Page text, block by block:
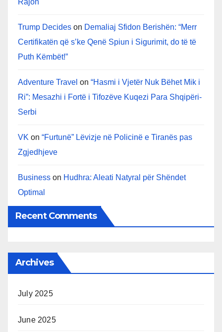
Trump Decides on Demaliaj Sfidon Berishën: “Merr
Certifikatën që s’ke Qenë Spiun i Sigurimit, do të të
Puth Këmbët!”
Adventure Travel on “Hasmi i Vjetër Nuk Bëhet Mik i
Ri”: Mesazhi i Fortë i Tifozëve Kuqezi Para Shqipëri-
Serbi
VK on “Furtunë” Lëvizje në Policinë e Tiranës pas
Zgjedhjeve
Business on Hudhra: Aleati Natyral për Shëndet
Optimal
Recent Comments
Archives
July 2025
June 2025